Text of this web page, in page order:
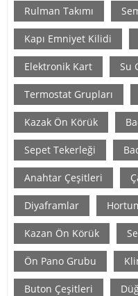
Rulman Takımı
Kapı Emniyet Kilidi
Elektronik Kart Su
Termostat Grupları
Kazak Ön Körük
Sepet Tekerleği
Anahtar Çeşitleri
Diyaframlar
Kazan Ön Körük
Ön Pano Grubu
Buton Çeşitleri